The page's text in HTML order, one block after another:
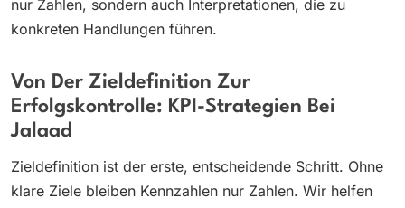
nur Zahlen, sondern auch Interpretationen, die zu
konkreten Handlungen führen.
Von Der Zieldefinition Zur
Erfolgskontrolle: KPI-Strategien Bei
Jalaad
Zieldefinition ist der erste, entscheidende Schritt. Ohne
klare Ziele bleiben Kennzahlen nur Zahlen. Wir helfen